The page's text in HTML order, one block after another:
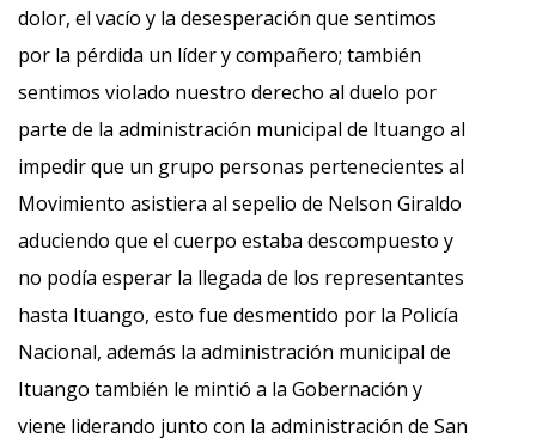
dolor, el vacío y la desesperación que sentimos
por la pérdida un líder y compañero; también
sentimos violado nuestro derecho al duelo por
parte de la administración municipal de Ituango al
impedir que un grupo personas pertenecientes al
Movimiento asistiera al sepelio de Nelson Giraldo
aduciendo que el cuerpo estaba descompuesto y
no podía esperar la llegada de los representantes
hasta Ituango, esto fue desmentido por la Policía
Nacional, además la administración municipal de
Ituango también le mintió a la Gobernación y
viene liderando junto con la administración de San